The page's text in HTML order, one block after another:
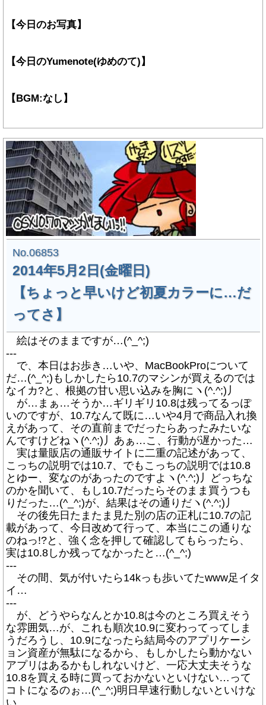
【今日のお写真】
【今日のYumenote(ゆめのて)】
【BGM:なし】
No.06853
2014年5月2日(金曜日)
【ちょっと早いけど初夏カラーに…だ
ってさ】
絵はそのままですが…(^_^;)
---
で、本日はお歩き…いや、MacBookProについて
だ…(^_^;)もしかしたら10.7のマシンが買えるのでは
なイカ?と、根拠の甘い思い込みを胸にヽ(^.^;)丿
が…まぁ…そうか…ギリギリ10.8は残ってるっぽ
いのですが、10.7なんて既に…いや4月で商品入れ換
えがあって、その直前までだったらあったみたいな
んですけどねヽ(^.^;)丿あぁ…こ、行動が遅かった…
実は量販店の通販サイトに二重の記述があって、
こっちの説明では10.7、でもこっちの説明では10.8
とゆー、変なのがあったのですよヽ(^.^;)丿どっちな
のかを聞いて、もし10.7だったらそのまま買うつも
りだった…(^_^;)が、結果はその通りだヽ(^.^;)丿
その後先日たまたま見た別の店の正札に10.7の記
載があって、今日改めて行って、本当にこの通りな
のねっ!?と、強く念を押して確認してもらったら、
実は10.8しか残ってなかったと…(^_^;)
---
その間、気が付いたら14kっも歩いてたwww足イタ
イ…
---
が、どうやらなんとか10.8は今のところ買えそう
な雰囲気…が、これも順次10.9に変わってってしま
うだろうし、10.9になったら結局今のアプリケーシ
ョン資産が無駄になるから、もしかしたら動かない
アプリはあるかもしれないけど、一応大丈夫そうな
10.8を買える時に買っておかないといけない…って
コトになるのぉ…(^_^;)明日早速行動しないといけな
い…